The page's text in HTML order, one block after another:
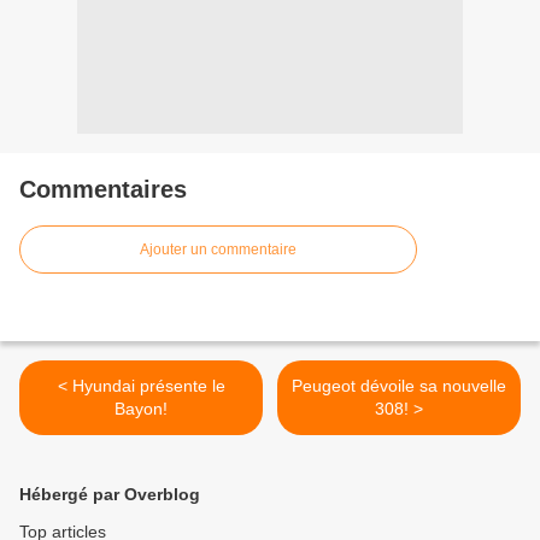
Commentaires
Ajouter un commentaire
< Hyundai présente le
Bayon!
Peugeot dévoile sa nouvelle
308! >
Hébergé par Overblog
Top articles